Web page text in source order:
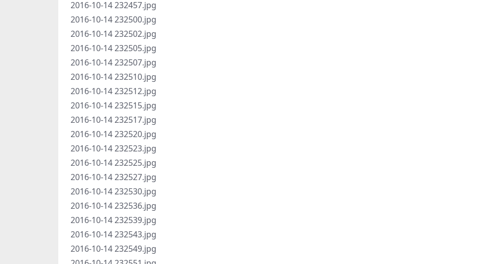
2016-10-14 232457.jpg
2016-10-14 232500.jpg
2016-10-14 232502.jpg
2016-10-14 232505.jpg
2016-10-14 232507.jpg
2016-10-14 232510.jpg
2016-10-14 232512.jpg
2016-10-14 232515.jpg
2016-10-14 232517.jpg
2016-10-14 232520.jpg
2016-10-14 232523.jpg
2016-10-14 232525.jpg
2016-10-14 232527.jpg
2016-10-14 232530.jpg
2016-10-14 232536.jpg
2016-10-14 232539.jpg
2016-10-14 232543.jpg
2016-10-14 232549.jpg